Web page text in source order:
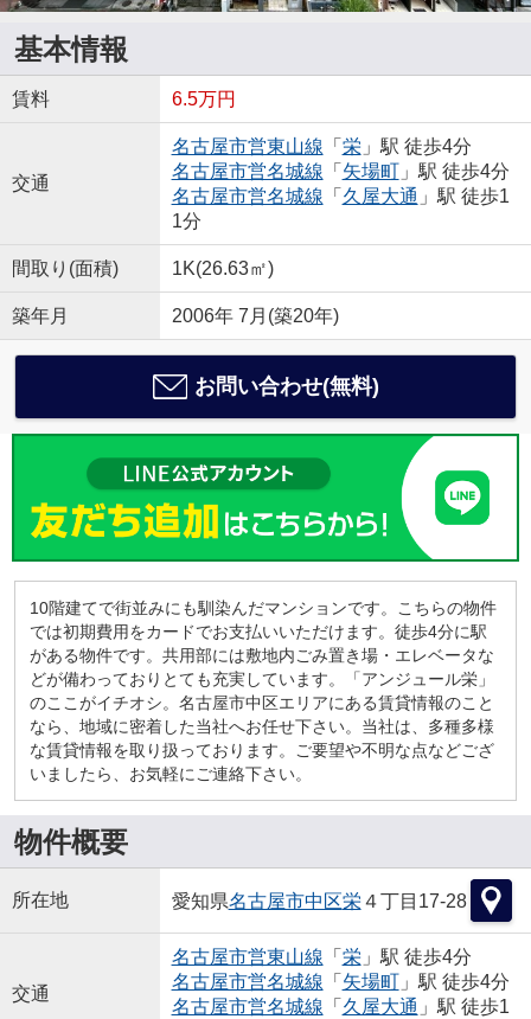
基本情報
賃料 6.5万円
交通
名古屋市営東山線 「 栄」駅 徒歩4分
名古屋市営名城線 「 矢場町」駅 徒歩4分
名古屋市営名城線 「 久屋大通 」駅 徒歩1
1分
間取り(面積) 1K(26.63㎡)
築年月 2006年 7月(築20年)
お問い合わせ(無料)
10階建てで街並みにも馴染んだマンションです。こちらの物件
では初期費用をカードでお支払いいただけます。徒歩4分に駅
がある物件です。共用部には敷地内ごみ置き場・エレベータな
どが備わっておりとても充実しています。「アンジュール栄」
のここがイチオシ。名古屋市中区エリアにある賃貸情報のこと
なら、地域に密着した当社へお任せ下さい。当社は、多種多様
な賃貸情報を取り扱っております。ご要望や不明な点などござ
いましたら、お気軽にご連絡下さい。
物件概要
所在地 愛知県名古屋市中区栄４丁目17-28
交通
名古屋市営東山線 「 栄」駅 徒歩4分
名古屋市営名城線 「 矢場町」駅 徒歩4分
名古屋市営名城線 「 久屋大通 」駅 徒歩1